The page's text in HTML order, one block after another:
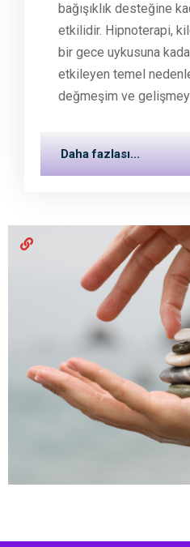
bağışıklık desteğine
etkilidir. Hipnoterapi,
bir gece uykusuna
etkileyen temel
değmeşim ve
Daha fazlası...